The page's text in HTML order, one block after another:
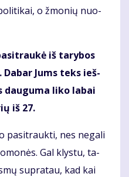
o žmo­nių nuo­
iš ta­ry­bos
Da­bar Jums teks ieš­
dau­gu­ma li­ko la­bai
iš 27.
pa­si­trauk­ti, nes ne­ga­li
Gal klys­tu, ta­
su­pra­tau, kad kai